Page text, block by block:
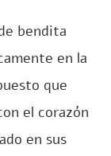
bendita
en la
que
el corazón
en sus